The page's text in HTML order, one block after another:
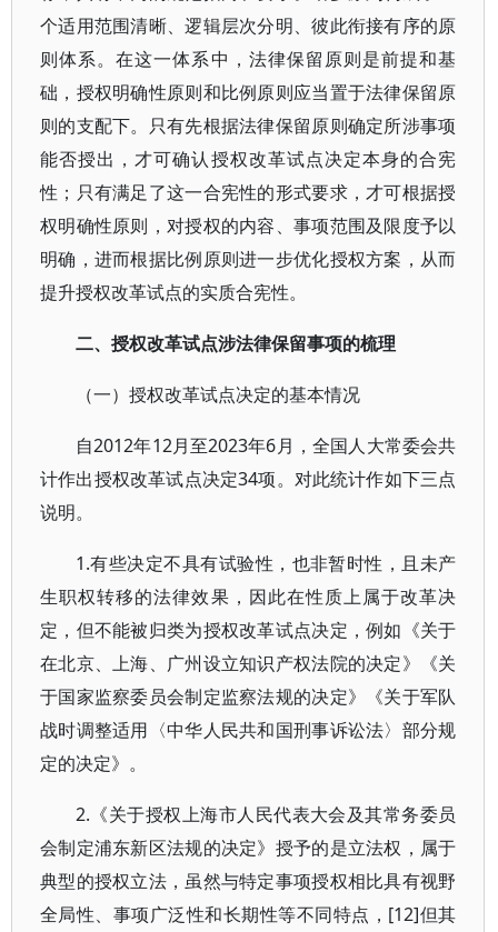
个适用范围清晰、逻辑层次分明、彼此衔接有序的原
则体系。在这一体系中，法律保留原则是前提和基
础，授权明确性原则和比例原则应当置于法律保留原
则的支配下。只有先根据法律保留原则确定所涉事项
能否授出，才可确认授权改革试点决定本身的合宪
性；只有满足了这一合宪性的形式要求，才可根据授
权明确性原则，对授权的内容、事项范围及限度予以
明确，进而根据比例原则进一步优化授权方案，从而
提升授权改革试点的实质合宪性。
二、授权改革试点涉法律保留事项的梳理
（一）授权改革试点决定的基本情况
自2012年12月至2023年6月，全国人大常委会共
计作出授权改革试点决定34项。对此统计作如下三点
说明。
1.有些决定不具有试验性，也非暂时性，且未产
生职权转移的法律效果，因此在性质上属于改革决
定，但不能被归类为授权改革试点决定，例如《关于
在北京、上海、广州设立知识产权法院的决定》《关
于国家监察委员会制定监察法规的决定》《关于军队
战时调整适用〈中华人民共和国刑事诉讼法〉部分规
定的决定》。
2.《关于授权上海市人民代表大会及其常务委员
会制定浦东新区法规的决定》授予的是立法权，属于
典型的授权立法，虽然与特定事项授权相比具有视野
全局性、事项广泛性和长期性等不同特点，[12]但其